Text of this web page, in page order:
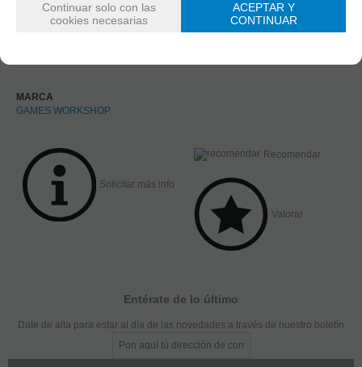
MARCA
GAMES WORKSHOP
Solicitar más info
Recomendar
Valorar
Entérate de lo último
Date de alta para estar al día de las novedades a través de nuestro boletín
Continuar solo con las
cookies necesarias
ACEPTAR Y
CONTINUAR